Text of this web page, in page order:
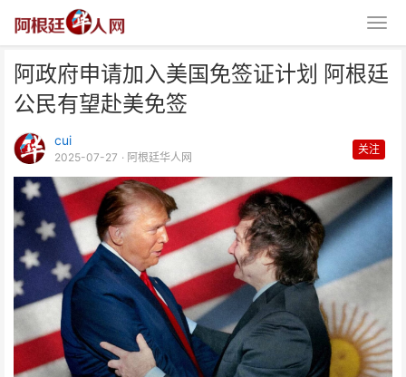
阿政府申请加入美国免签证计划 阿根廷
公民有望赴美免签
cui
2025-07-27 · 阿根廷华人网
关注
阿政府申请加入美国免签证计划
阿根廷公民有望赴美免签